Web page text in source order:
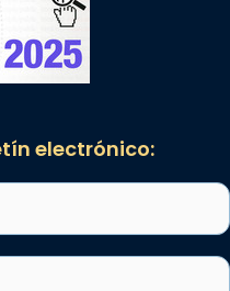
electrónico: